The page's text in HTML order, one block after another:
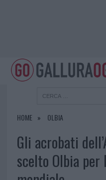
HOME OLBIA
Gli acrobati
scelto Olbia per